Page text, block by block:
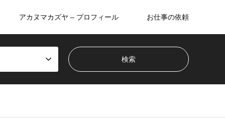
アカヌマカズヤ – プロフィール お仕事の依頼